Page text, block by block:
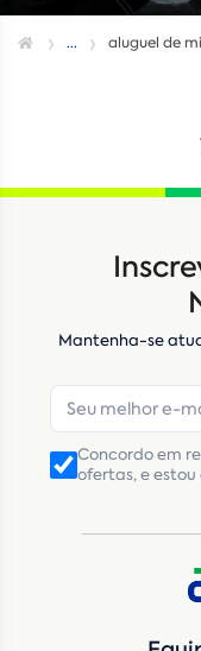
... aluguel de
Mantenha-se
Concordo em
ofertas, e